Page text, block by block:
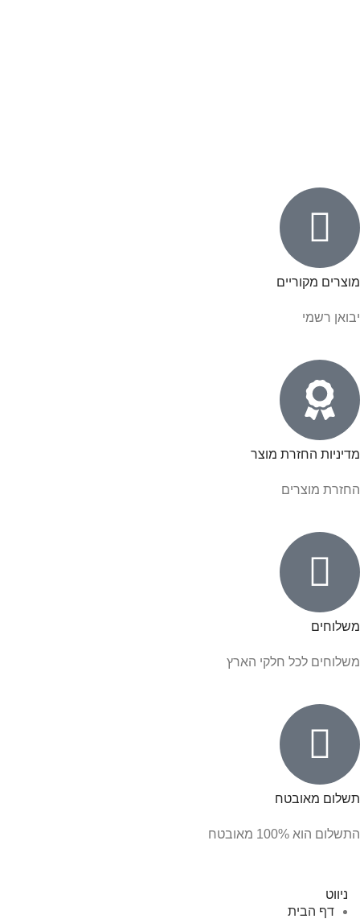
מוצרים מקוריים
יבואן רשמי
מדיניות החזרת מוצר
החזרת מוצרים
משלוחים
משלוחים לכל חלקי הארץ
תשלום מאובטח
התשלום הוא 100% מאובטח
ניווט
דף הבית